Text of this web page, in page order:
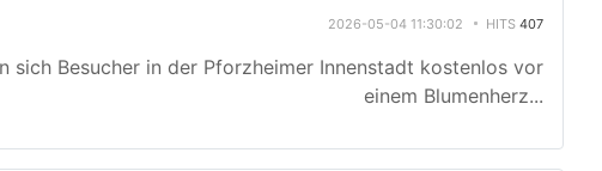
2026-05-04 11:30:02 HITS 407
sich Besucher in der Pforzheimer Innenstadt kostenlos vor
einem Blumenherz...